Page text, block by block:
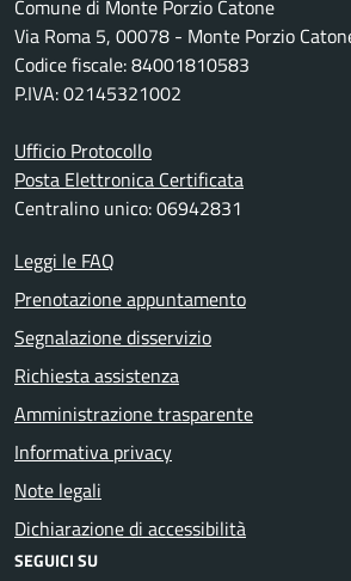
Comune di Monte Porzio Catone
Via Roma 5, 00078 - Monte Porzio
Codice fiscale: 84001810583
P.IVA: 02145321002
Ufficio Protocollo
Posta Elettronica Certificata
Centralino unico: 06942831
Leggi le FAQ
Prenotazione appuntamento
Segnalazione disservizio
Richiesta assistenza
Amministrazione trasparente
Informativa privacy
Note legali
Dichiarazione di accessibilità
SEGUICI SU